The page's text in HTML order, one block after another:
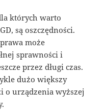
których warto
są oszczędności.
może
sprawności i
przez długi czas.
dużo większy
o urządzenia wyższej